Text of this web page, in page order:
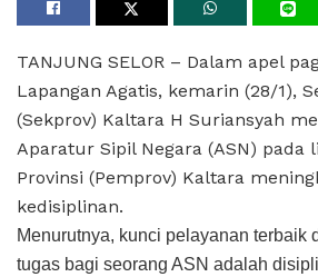
TANJUNG SELOR – Dalam apel
Lapangan Agatis, kemarin (28/1),
(Sekprov) Kaltara H Suriansyah
Aparatur Sipil Negara (ASN) pada
Provinsi (Pemprov) Kaltara
kedisiplinan.
Menurutnya, kunci pelayanan terbaik
tugas bagi seorang ASN adalah